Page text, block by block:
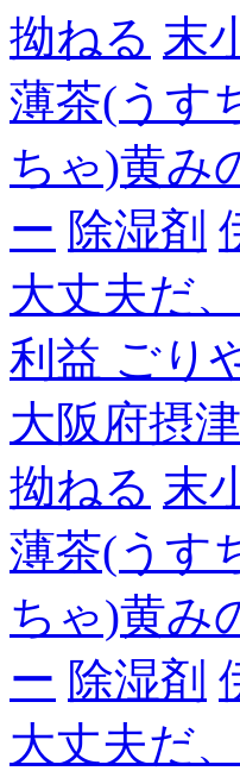
拗ねる 末
薄茶(うす
ちゃ)黄み
ー 除湿剤
大丈夫だ
利益 ごり
大阪府摂
拗ねる 末
薄茶(うす
ちゃ)黄み
ー 除湿剤
大丈夫だ